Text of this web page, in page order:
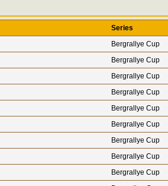
Series
Bergrallye Cup
Bergrallye Cup
Bergrallye Cup
Bergrallye Cup
Bergrallye Cup
Bergrallye Cup
Bergrallye Cup
Bergrallye Cup
Bergrallye Cup